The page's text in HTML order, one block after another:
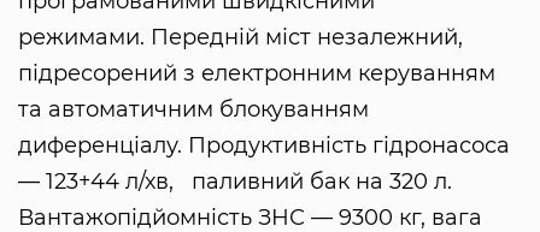
режимами. Передній міст незалежний,
підресорений з електронним керуванням
та автоматичним блокуванням
диференціалу. Продуктивність гідронасоса
— 123+44 л/хв, паливний бак на 320 л.
Вантажопідйомність ЗНС — 9300 кг, вага